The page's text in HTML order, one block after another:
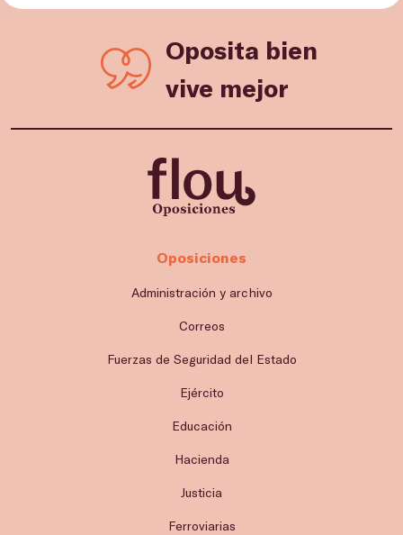
Oposita bien
vive mejor
Oposiciones
Administración y archivo
Correos
Fuerzas de Seguridad del Estado
Ejército
Educación
Hacienda
Justicia
Ferroviarias